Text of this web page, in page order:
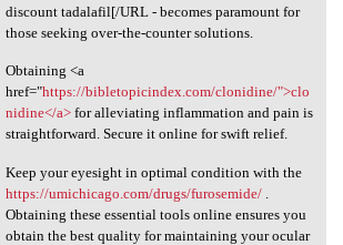
discount tadalafil[/URL - becomes paramount for
those seeking over-the-counter solutions.
Obtaining <a
href="https://bibletopicindex.com/clonidine/">clo
nidine</a>for alleviating inflammation and pain is
straightforward. Secure it online for swift relief.
Keep your eyesight in optimal condition with the
https://umichicago.com/drugs/furosemide/.
Obtaining these essential tools online ensures you
obtain the best quality for maintaining your ocular